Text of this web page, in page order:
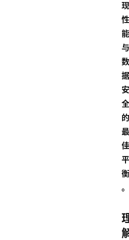
现
性
能
与
数
据
安
全
的
最
佳
平
衡
。